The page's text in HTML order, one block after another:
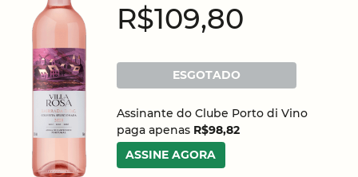
R$109,80
ESGOTADO
Assinante do Clube Porto di Vino
paga apenas R$98,82
ASSINE AGORA